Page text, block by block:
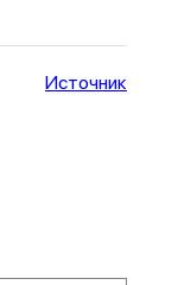
Источник